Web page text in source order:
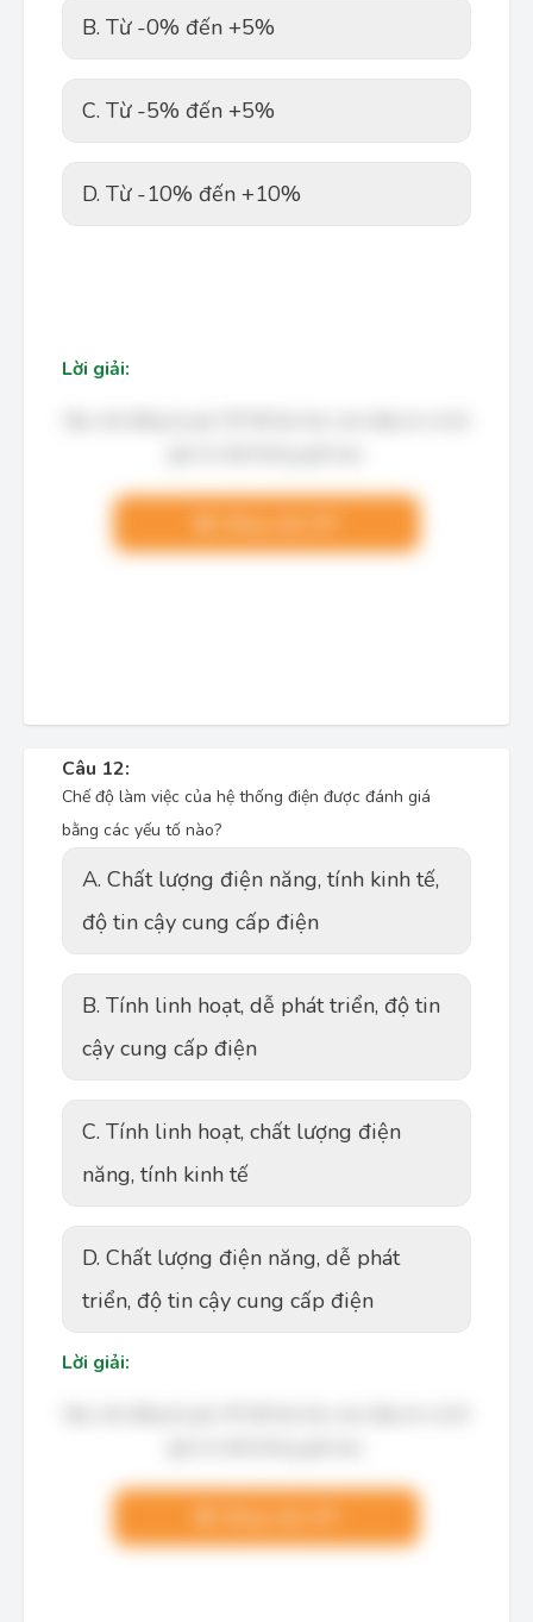
B. Từ -0% đến +5%
C. Từ -5% đến +5%
D. Từ -10% đến +10%
Lời giải:
Câu 12:
Chế độ làm việc của hệ thống điện được đánh giá
bằng các yếu tố nào?
A. Chất lượng điện năng, tính kinh tế,
độ tin cậy cung cấp điện
B. Tính linh hoạt, dễ phát triển, độ tin
cậy cung cấp điện
C. Tính linh hoạt, chất lượng điện
năng, tính kinh tế
D. Chất lượng điện năng, dễ phát
triển, độ tin cậy cung cấp điện
Lời giải: